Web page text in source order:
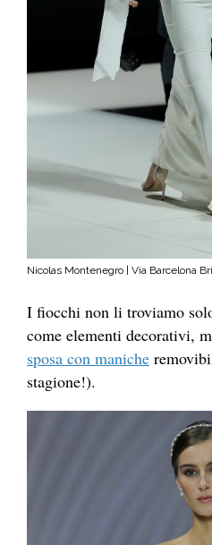
Nicolas Montenegro | Via Barcelona
I fiocchi non li troviamo
come elementi decorativi,
sposa con maniche
stagione!).